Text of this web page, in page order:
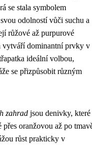
se stala symbolem
odolností vůči suchu a
růžové až purpurové
vytváří dominantní prvky v
ideální volbou,
se přizpůsobit různým
zahrad jsou denivky, které
oranžovou až po
růst prakticky v